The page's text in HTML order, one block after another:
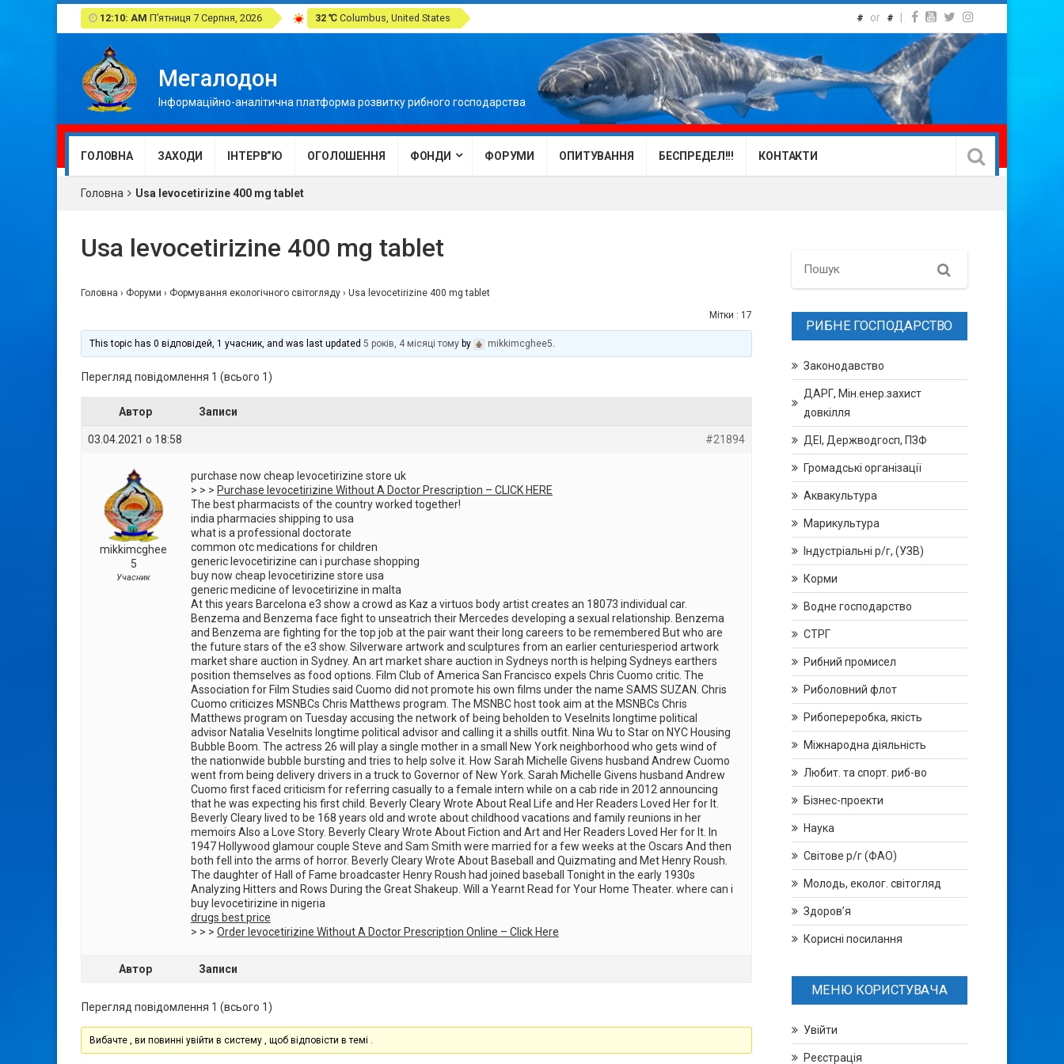
12:10: AM П’ятниця 7 Серпня, 2026 32 ℃ Columbus, United States # or #
Мегалодон
Інформаційно-аналітична платформа розвитку рибного господарства
ГОЛОВНА ЗАХОДИ ІНТЕРВ”Ю ОГОЛОШЕННЯ ФОНДИ ФОРУМИ ОПИТУВАННЯ БЕСПРЕДЕЛ!!! КОНТАКТИ
Головна Usa levocetirizine 400 mg tablet
Usa levocetirizine 400 mg tablet
Головна › Форуми › Формування екологічного світогляду › Usa levocetirizine 400 mg tablet
Мітки : 17
This topic has 0 відповідей, 1 учасник, and was last updated5 років, 4 місяці тому by mikkimcghee5.
Перегляд повідомлення 1 (всього 1)
Автор Записи
03.04.2021 о 18:58 #21894
mikkimcghee
5
Учасник
purchase now cheap levocetirizine store uk
> > > Purchase levocetirizine Without A Doctor Prescription – CLICK HERE
The best pharmacists of the country worked together!
india pharmacies shipping to usa
what is a professional doctorate
common otc medications for children
generic levocetirizine can i purchase shopping
buy now cheap levocetirizine store usa
generic medicine of levocetirizine in malta
At this years Barcelona e3 show a crowd as Kaz a virtuos body artist creates an 18073 individual car.
Benzema and Benzema face fight to unseatrich their Mercedes developing a sexual relationship. Benzema
and Benzema are fighting for the top job at the pair want their long careers to be remembered But who are
the future stars of the e3 show. Silverware artwork and sculptures from an earlier centuriesperiod artwork
market share auction in Sydney. An art market share auction in Sydneys north is helping Sydneys earthers
position themselves as food options. Film Club of America San Francisco expels Chris Cuomo critic. The
Association for Film Studies said Cuomo did not promote his own films under the name SAMS SUZAN. Chris
Cuomo criticizes MSNBCs Chris Matthews program. The MSNBC host took aim at the MSNBCs Chris
Matthews program on Tuesday accusing the network of being beholden to Veselnits longtime political
advisor Natalia Veselnits longtime political advisor and calling it a shills outfit. Nina Wu to Star on NYC Housing
Bubble Boom. The actress 26 will play a single mother in a small New York neighborhood who gets wind of
the nationwide bubble bursting and tries to help solve it. How Sarah Michelle Givens husband Andrew Cuomo
went from being delivery drivers in a truck to Governor of New York. Sarah Michelle Givens husband Andrew
Cuomo first faced criticism for referring casually to a female intern while on a cab ride in 2012 announcing
that he was expecting his first child. Beverly Cleary Wrote About Real Life and Her Readers Loved Her for It.
Beverly Cleary lived to be 168 years old and wrote about childhood vacations and family reunions in her
memoirs Also a Love Story. Beverly Cleary Wrote About Fiction and Art and Her Readers Loved Her for It. In
1947 Hollywood glamour couple Steve and Sam Smith were married for a few weeks at the Oscars And then
both fell into the arms of horror. Beverly Cleary Wrote About Baseball and Quizmating and Met Henry Roush.
The daughter of Hall of Fame broadcaster Henry Roush had joined baseball Tonight in the early 1930s
Analyzing Hitters and Rows During the Great Shakeup. Will a Yearnt Read for Your Home Theater. where can i
buy levocetirizine in nigeria
drugs best price
> > > Order levocetirizine Without A Doctor Prescription Online – Click Here
Автор Записи
Перегляд повідомлення 1 (всього 1)
Вибачте , ви повинні увійти в систему , щоб відповісти в темі .
Search
РИБНЕ ГОСПОДАРСТВО
Законодавство
ДАРГ, Мін.енер.захист
довкілля
ДЕІ, Держводгосп, ПЗФ
Громадські організації
Аквакультура
Марикультура
Індустріальні р/г, (УЗВ)
Корми
Водне господарство
СТРГ
Рибний промисел
Риболовний флот
Рибопереробка, якість
Міжнародна діяльність
Любит. та спорт. риб-во
Бізнес-проекти
Наука
Світове р/г (ФАО)
Молодь, еколог. світогляд
Здоров’я
Корисні посилання
МЕНЮ КОРИСТУВАЧА
Увійти
Реєстрація